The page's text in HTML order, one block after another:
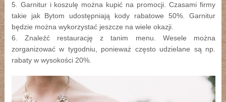
5. Garnitur i koszulę można kupić na promocji. Czasami firmy
takie jak Bytom udostępniają kody rabatowe 50%. Garnitur
będzie można wykorzystać jeszcze na wiele okazji.
6. Znaleźć restaurację z tanim menu. Wesele można
zorganizować w tygodniu, ponieważ często udzielane są np.
rabaty w wysokości 20%.